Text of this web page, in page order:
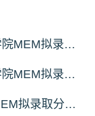
2026北京科技大学机械工程学院MEM拟录取分析解读
2026北京科技大学经济管理学院MEM拟录取分析解读
2026北京交通大学威海校区MEM拟录取分析解读